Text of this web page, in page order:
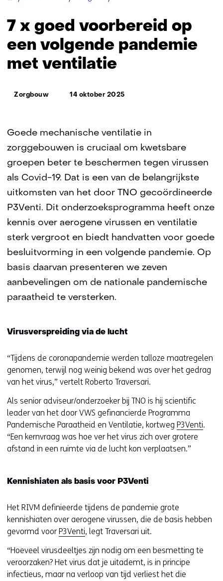
goed
voorbereid
een
volgende
pandemie
ventilatie
7 x goed voorbereid op
een volgende pandemie
met ventilatie
Thema:
Zorgbouw 14 oktober 2025
Goede mechanische ventilatie in
zorggebouwen is cruciaal om kwetsbare
groepen beter te beschermen tegen virussen
als Covid-19. Dat is een van de belangrijkste
uitkomsten van het door TNO gecoördineerde
P3Venti. Dit onderzoeksprogramma heeft onze
kennis over aerogene virussen en ventilatie
sterk vergroot en biedt handvatten voor goede
besluitvorming in een volgende pandemie. Op
basis daarvan presenteren we zeven
aanbevelingen om de nationale pandemische
paraatheid te versterken.
Virusverspreiding via de lucht
“Tijdens de coronapandemie werden talloze maatregelen
genomen, terwijl nog weinig bekend was over het gedrag
van het virus,” vertelt Roberto Traversari.
Als senior adviseur/onderzoeker bij TNO is hij scientific
leader van het door VWS gefinancierde Programma
Pandemische Paraatheid en Ventilatie, kortweg P3Venti.
“Een kernvraag was hoe ver het virus zich over grotere
afstand in een ruimte via de lucht kon verplaatsen.”
Kennishiaten als basis voor P3Venti
Het RIVM definieerde tijdens de pandemie grote
kennishiaten over aerogene virussen, die de basis hebben
gevormd voor P3Venti, legt Traversari uit.
“Hoeveel virusdeeltjes zijn nodig om een besmetting te
veroorzaken? Het virus dat je uitademt, is in principe
infectieus, maar na verloop van tijd verliest het die